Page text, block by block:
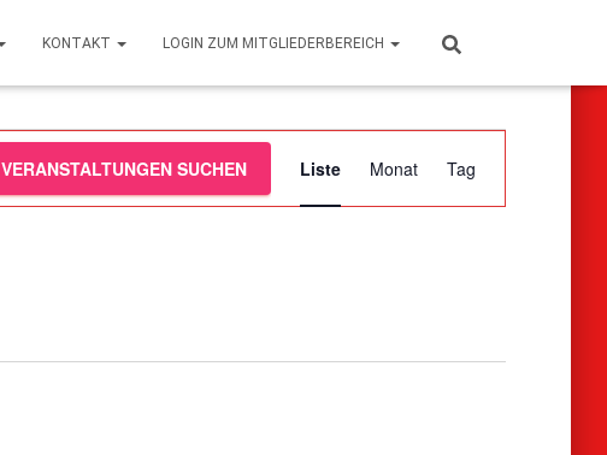
KONTAKT LOGIN ZUM MITGLIEDERBEREICH
VERANSTALTUNGEN SUCHEN
Ansichten-
Liste Monat Tag